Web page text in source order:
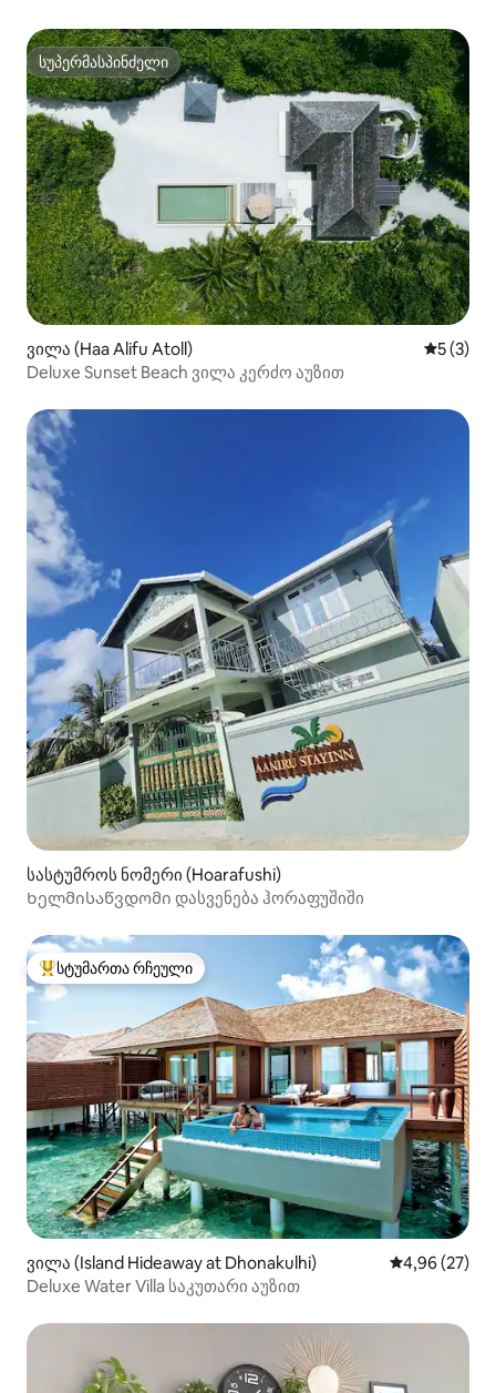
სუპერმასპინძელი
სუპერმასპინძელი
ვილა (Haa Alifu Atoll)
5 (3)
Deluxe Sunset Beach ვილა კერძო აუზით
სასტუმროს ნომერი (Hoarafushi)
Ხელმისაწვდომი დასვენება ჰორაფუშიში
სტუმართა რჩეული მოწინავე ვარიანტი
სტუმართა რჩეული
ვილა (Island Hideaway at Dhonakulhi) საშუალო
4,96 (27)
Deluxe Water Villa საკუთარი აუზით